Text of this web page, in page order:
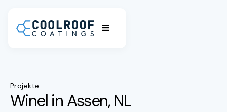
Projekte
Winel in Assen, NL